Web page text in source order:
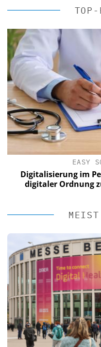
TOP-
EASY
Digitalisierung im
digitaler Ordnung